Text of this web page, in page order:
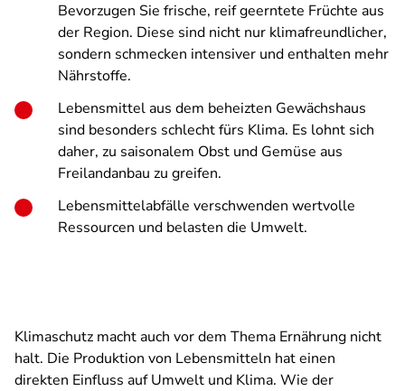
Bevorzugen Sie frische, reif geerntete Früchte aus
der Region. Diese sind nicht nur klimafreundlicher,
sondern schmecken intensiver und enthalten mehr
Nährstoffe.
Lebensmittel aus dem beheizten Gewächshaus
sind besonders schlecht fürs Klima. Es lohnt sich
daher, zu saisonalem Obst und Gemüse aus
Freilandanbau zu greifen.
Lebensmittelabfälle verschwenden wertvolle
Ressourcen und belasten die Umwelt.
Klimaschutz macht auch vor dem Thema Ernährung nicht
halt. Die Produktion von Lebensmitteln hat einen
direkten Einfluss auf Umwelt und Klima. Wie der